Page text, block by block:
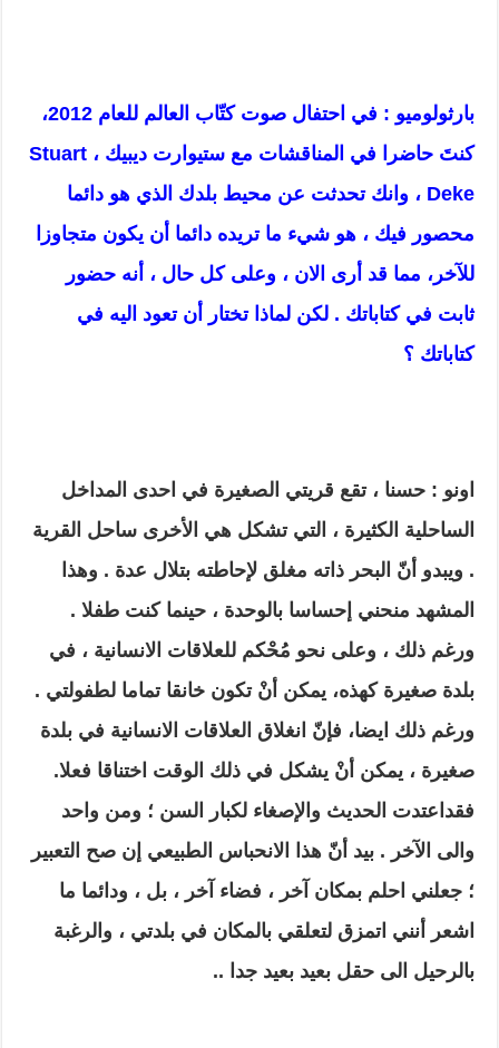
بارثولوميو : في احتفال صوت كتّاب العالم للعام 2012،
كنتَ حاضرا في المناقشات مع ستيوارت ديبيك ،Stuart
Deke ، وانك تحدثت عن محيط بلدك الذي هو دائما
محصور فيك ، هو شيء ما تريده دائما أن يكون متجاوزا
للآخر، مما قد أرى الان ، وعلى كل حال ، أنه حضور
ثابت في كتاباتك . لكن لماذا تختار أن تعود اليه في
كتاباتك ؟
اونو : حسنا ، تقع قريتي الصغيرة في احدى المداخل
الساحلية الكثيرة ، التي تشكل هي الأخرى ساحل القرية
. ويبدو أنّ البحر ذاته مغلق لإحاطته بتلال عدة . وهذا
المشهد منحني إحساسا بالوحدة ، حينما كنت طفلا .
ورغم ذلك ، وعلى نحو مُحْكم للعلاقات الانسانية ، في
بلدة صغيرة كهذه، يمكن أنْ تكون خانقا تماما لطفولتي .
ورغم ذلك ايضا، فإنّ انغلاق العلاقات الانسانية في بلدة
صغيرة ، يمكن أنْ يشكل في ذلك الوقت اختناقا فعلا.
فقداعتدت الحديث والإصغاء لكبار السن ؛ ومن واحد
والى الآخر . بيد أنّ هذا الانحباس الطبيعي إن صح التعبير
؛ جعلني احلم بمكان آخر ، فضاء آخر ، بل ، ودائما ما
اشعر أنني اتمزق لتعلقي بالمكان في بلدتي ، والرغبة
بالرحيل الى حقل بعيد بعيد جدا ..